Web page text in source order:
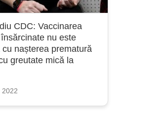
CDC: Vaccinarea
nu este
cu nașterea prematură
greutate mică la
2022